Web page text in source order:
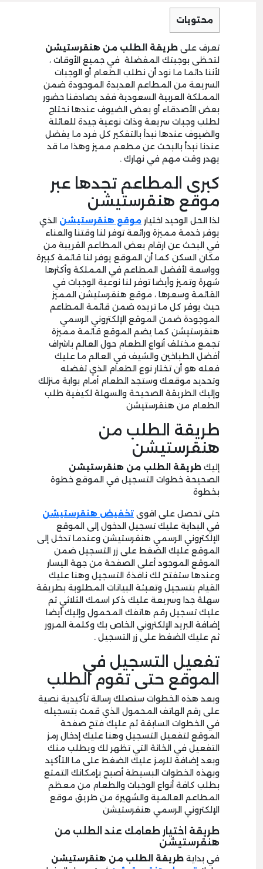
محتويات
تعرف على طريقة الطلب من هنقرستيشن
لتحظى بوجبتك المفضلة في جميع الأوقات ،
لأننا دائما ما نود أن نطلب الطعام أو الوجبات
السريعة من المطاعم العديدة الموجودة ضمن
المملكة العربية السعودية فقد يصادفنا حضور
بعض الأصدقاء أو بعض الضيوف عندها نحتاج
لطلب وجبات سريعة وذات نوعية جيدة للعائلة
والضيوف عندها نبدأ بالتفكير كل فرد ما يفضل
عندنا نبدأ بالبحث عن مطعم مميز وهذا ما قد
يهدر وقت مهم في نهارك .
كبرى المطاعم تجدها عبر
موقع هنقرستيشن
لذا الحل الوحيد اختيار موقع هنقرستيشن الذي
يوفر خدمة مميزة ورائعة توفر لنا وقتنا والعناء
في البحث عن ارقام بعض المطاعم القريبة من
مكان السكن كما أن الموقع يوفر لنا قائمة كبيرة
وواسعة لأفضل المطاعم في المملكة وأكثرها
شهرة وتميز وأيضا توفر لنا نوعية الوجبات في
القائمة وسعرها ، موقع هنقرستيشن المميز
حيث يوفر كل ما تريده ضمن قائمة المطاعم
الموجودة ضمن الموقع الإلكتروني الرسمي
هنقرستيشن كما يضم الموقع قائمة مميزة
تجمع مختلف أنواع الطعام حول العالم باشراف
أفضل الطباخين والشيف في العالم ما عليك
فعله هو أن تختار نوع الطعام الذي تفضله
وتحديد موقعك وستجد الطعام أمام بوابة منزلك
وإليك الطريقة الصحيحة والسهلة لكيفية طلب
الطعام من هنقرستيشن
طريقة الطلب من
هنقرستيشن
إليك طريقة الطلب من هنقرستيشن
الصحيحة خطوات التسجيل في الموقع خطوة
بخطوة
حتى تحصل على اقوى تخفيض هنقرستيشن
في البداية عليك تسجيل الدخول إلى الموقع
الإلكتروني الرسمي هنقرستيشن وعندما تدخل إلى
الموقع عليك الضغط على زر التسجيل ضمن
الموقع الموجود أعلى الصفحة من جهة اليسار
وعندها ستفتح لك نافذة التسجيل وهنا عليك
القيام بتسجيل وتعبئة البيانات المطلوبة بطريقة
سهلة جدا وسريعة عليك ذكر اسمك الثلاثي ثم
عليك تسجيل رقم هاتفك المحمول وإليك أيضا
إضافة البريد الإلكتروني الخاص بك وكلمة المرور
ثم عليك الضغط على زر التسجيل .
تفعيل التسجيل في
الموقع حتى تقوم الطلب
وبعد هذه الخطوات ستصلك رسالة تأكيدية نصية
على رقم الهاتف المحمول الذي قمت بتسجيله
في الخطوات السابقة ثم عليك فتح صفحة
الموقع لتفعيل التسجيل وهنا عليك إدخال رمز
التفعيل في الخانة التي تظهر لك ويطلب منك
وبعد إضافة للرمز عليك الضغط على ما التأكيد
وبهذه الخطوات البسيطة أصبح بإمكانك التمتع
بطلب كافة أنواع الوجبات والطعام من معظم
المطاعم العالمية والشهيرة من طريق موقع
الإلكتروني الرسمي هنقرستيشن
طريقة اختيار طعامك عند الطلب من
هنقرستيشن
في بداية طريقة الطلب من هنقرستيشن